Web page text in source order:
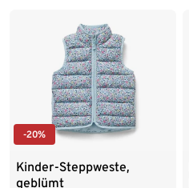
-20%
Kinder-Steppweste,
geblümt